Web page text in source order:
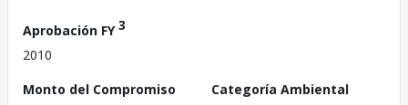
Aprobación FY3
2010
Monto del Compromiso
Categoría Ambiental